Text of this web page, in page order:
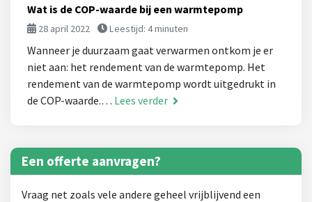
Wat is de COP-waarde bij een warmtepomp
28 april 2022 Leestijd: 4minuten
Wanneer je duurzaam gaat verwarmen ontkom je er
niet aan: het rendement van de warmtepomp. Het
rendement van de warmtepomp wordt uitgedrukt in
de COP-waarde.… Lees verder
Een offerte aanvragen?
Vraag net zoals vele andere geheel vrijblijvend een